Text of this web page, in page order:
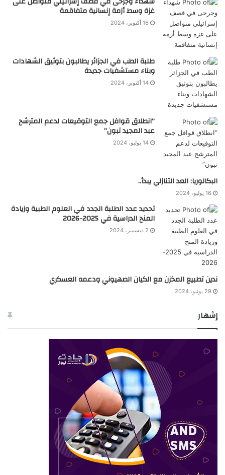
غزة وسط أزمة إنسانية متفاقمة
16 أكتوبر، 2024
طلبة الطب في الجزائر يطالبون بتوثيق الشهادات
وبناء مستشفيات جديدة
14 أكتوبر، 2024
“انطلاق قوافل جمع التوقيعات لدعم المترشح
عبد المجيد تبون”
14 يوليو، 2024
البكالوريا: العد التنازلي يبدأ..
16 يوليو، 2024
تحديد عدد الطلبة الجدد في العلوم الطبية وزيادة
المنح الدراسية في 2025-2026
2 ديسمبر، 2024
ندين تطبيع المخزن مع الكيان الصهيوني ودعمه العسكري
29 يونيو، 2024
إشهار